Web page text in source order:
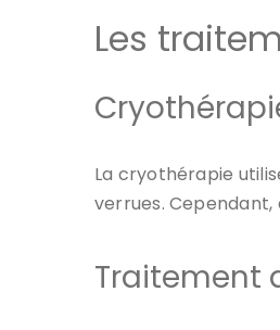
Les
La cryothérapie
verrues. Cependant,
Traitement